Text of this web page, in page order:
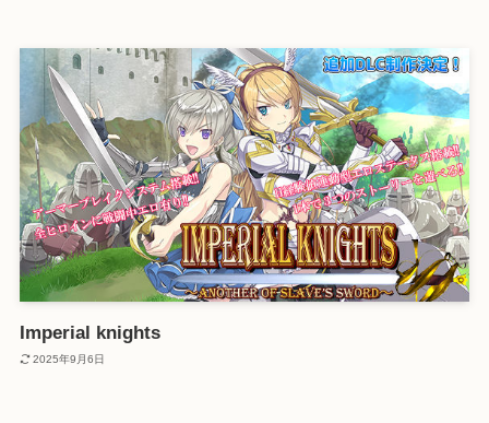
Imperial knights
2025年9月6日